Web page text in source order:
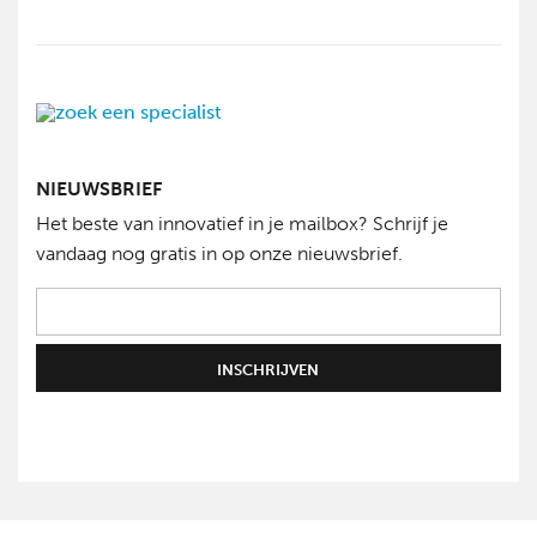
NIEUWSBRIEF
Het beste van innovatief in je mailbox? Schrijf je
vandaag nog gratis in op onze nieuwsbrief.